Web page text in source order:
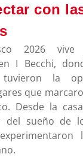
con
2026
I Becchi,
tuvieron la
que
Desde la
del sueño de